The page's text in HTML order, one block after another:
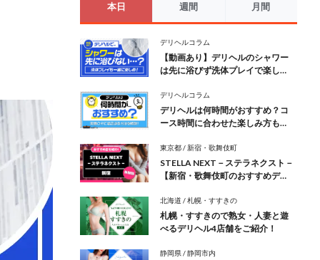
本日 週間 月間
デリヘルコラム
【動画あり】デリヘルのシャワー
は先に浴びず洗体プレイで楽し
デリヘルコラム
デリヘルは何時間がおすすめ？コ
ース時間に合わせた楽しみ方も解
東京都 新宿・歌舞伎町
STELLA NEXT－ステラネクスト－
【新宿・歌舞伎町のおすすめデリ
北海道 札幌・すすきの
札幌・すすきので熟女・人妻と遊
べるデリヘル4店舗をご紹介！
静岡県 静岡市内